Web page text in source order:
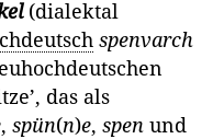
(dialektal
spenvarch
das als
, spün(n)e, spen und